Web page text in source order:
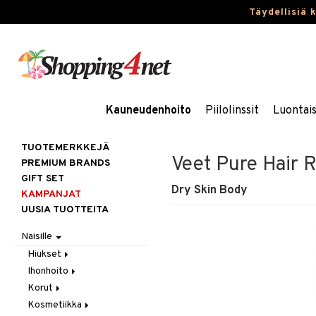
Täydellisiä
Kauneudenhoito Piilolinssit
Veet Pure Hair
Dry Skin Body
TUOTEMERKKEJÄ
PREMIUM BRANDS
GIFT SET
KAMPANJAT
UUSIA TUOTTEITA
Naisille
Hiukset
Gift Set
Harjat / Kammat
Hiuskuurit
Ihonhoito
Aurinkotuotteet
Erikoistuotteet
Korut
Kaulakorut
Kosmetiikka